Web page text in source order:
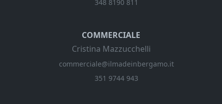
348 8190 811
COMMERCIALE
Cristina Mazzucchelli
commerciale@ilmadeinbergamo.it
351 9744 943